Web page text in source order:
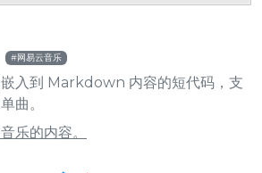
网易云音乐
入到 Markdown 内容的短代码，支
曲。
乐的内容。